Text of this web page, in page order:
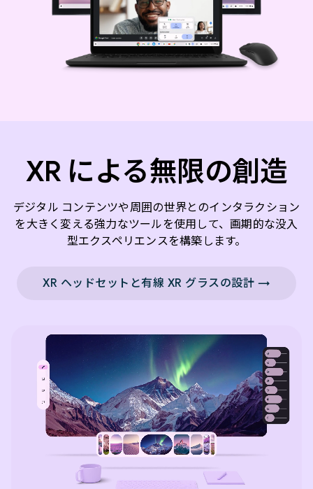
XR による無限の創造
デジタル コンテンツや周囲の世界とのインタラクション
を大きく変える強力なツールを使用して、画期的な没入
型エクスペリエンスを構築します。
XR ヘッドセットと有線 XR グラスの設計 →